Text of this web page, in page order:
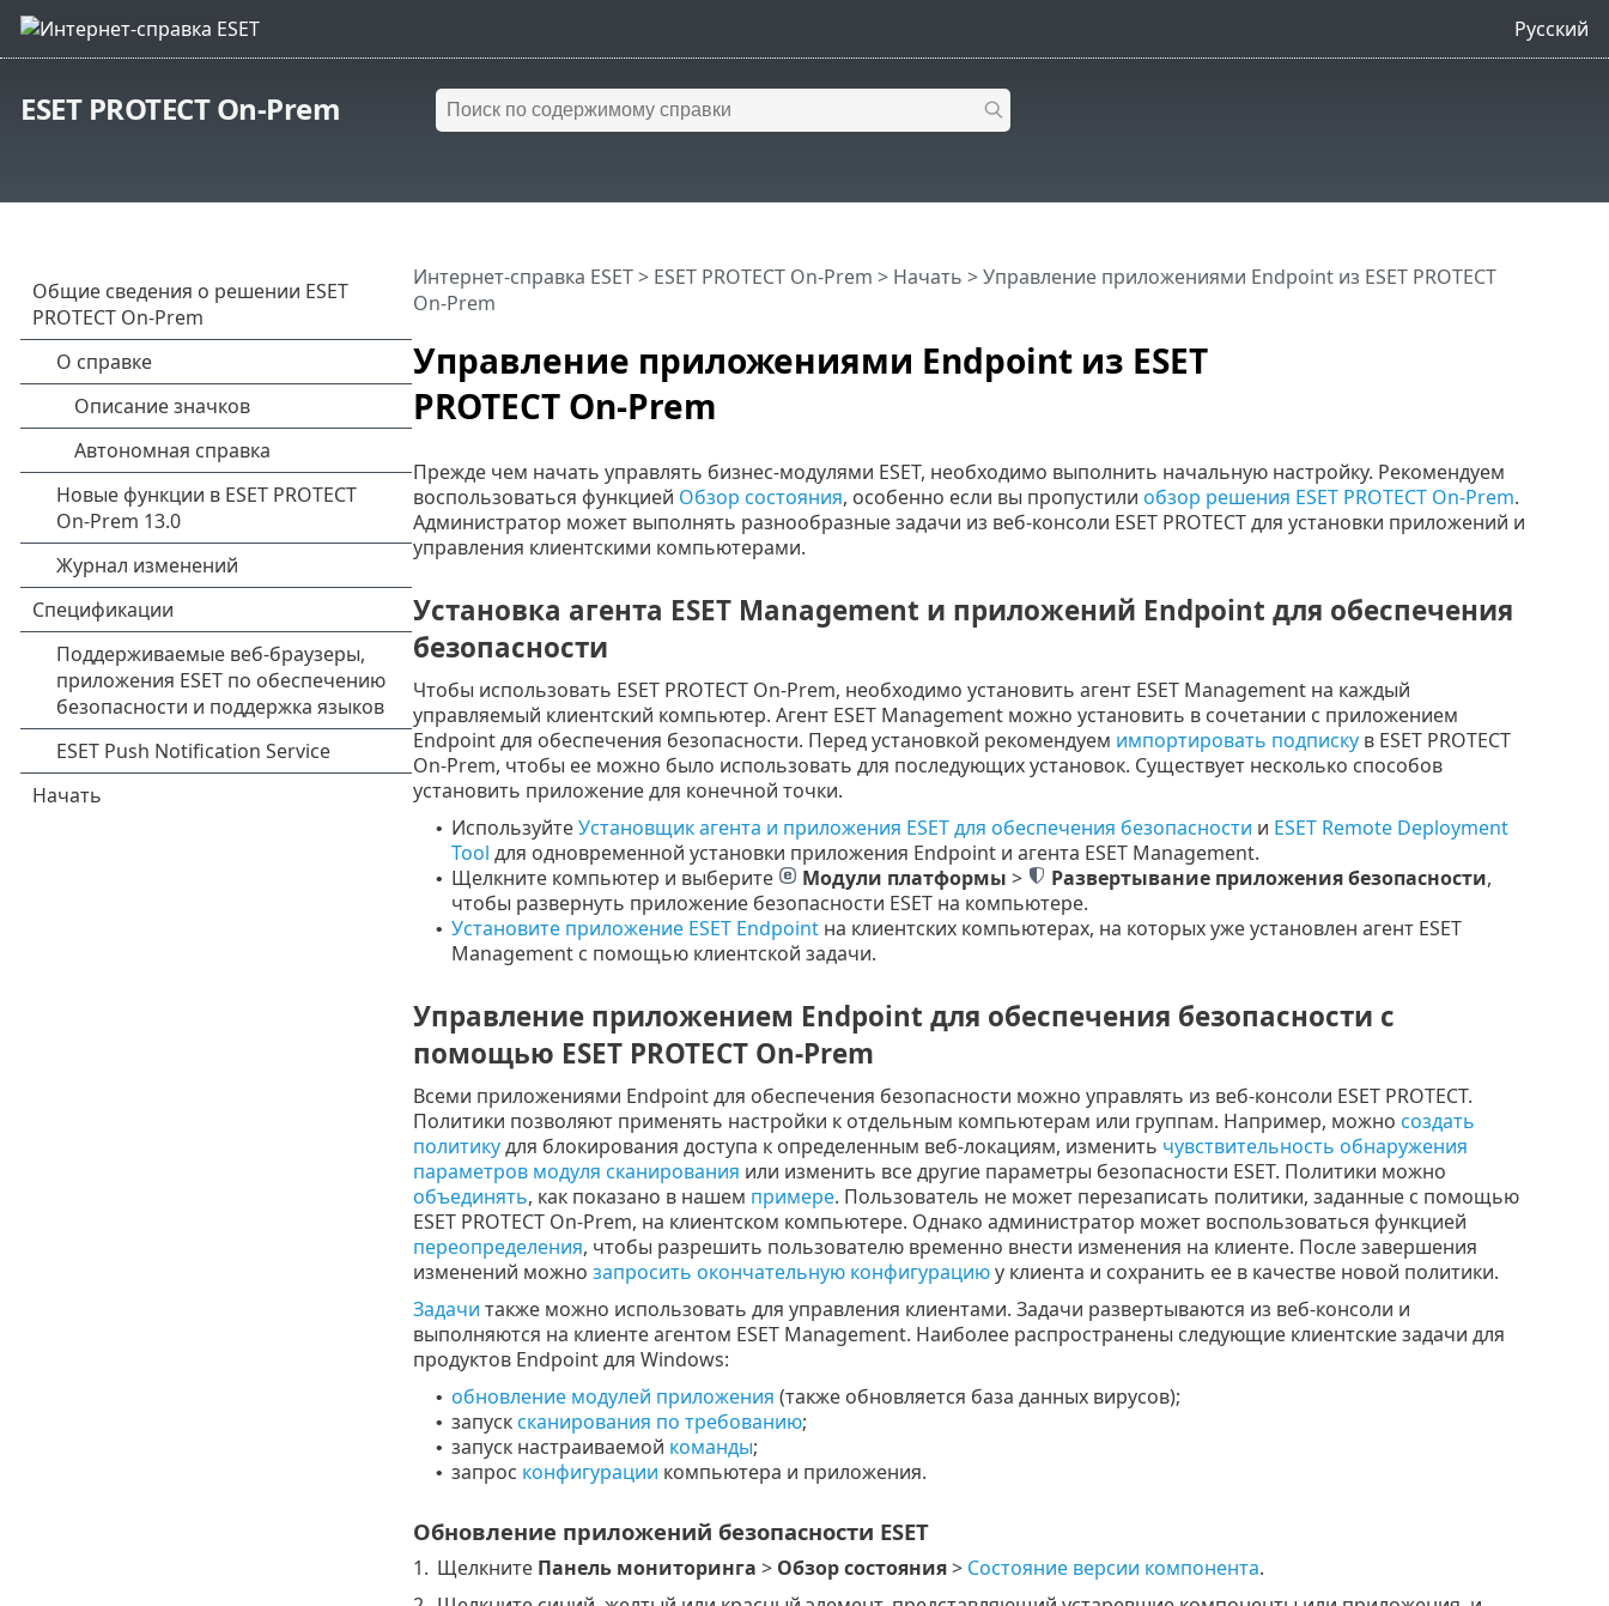
Русский
ESET PROTECT On-Prem
Управление приложениями Endpoint из ESET
PROTECT On-Prem
Интернет-справка ESET> ESET PROTECT On-Prem > Начать > Управление приложениями Endpoint из ESET PROTECT
On-Prem
Прежде чем начать управлять бизнес-модулями ESET, необходимо выполнить начальную настройку. Рекомендуем
воспользоваться функцией Обзор состояния, особенно если вы пропустили обзор решения ESET PROTECT On-Prem.
Администратор может выполнять разнообразные задачи из веб-консоли ESET PROTECT для установки приложений и
управления клиентскими компьютерами.
Установка агента ESET Management и приложений Endpoint для обеспечения
безопасности
Чтобы использовать ESET PROTECT On-Prem, необходимо установить агент ESET Management на каждый
управляемый клиентский компьютер. Агент ESET Management можно установить в сочетании с приложением
Endpoint для обеспечения безопасности. Перед установкой рекомендуем импортировать подпискув ESET PROTECT
On-Prem, чтобы ее можно было использовать для последующих установок. Существует несколько способов
установить приложение для конечной точки.
• ИспользуйтеУстановщик агента и приложения ESET для обеспечения безопасности и ESET Remote Deployment
Tool для одновременной установки приложения Endpoint и агента ESET Management.
• Щелкните компьютер и выберите Модули платформы > Развертывание приложения безопасности,
чтобы развернуть приложение безопасности ESET на компьютере.
• Установите приложение ESET Endpointна клиентских компьютерах, на которых уже установлен агент ESET
Management с помощью клиентской задачи.
Управление приложением Endpoint для обеспечения безопасности с
помощью ESET PROTECT On-Prem
Всеми приложениями Endpoint для обеспечения безопасности можно управлять из веб-консоли ESET PROTECT.
Политики позволяют применять настройки к отдельным компьютерам или группам. Например, можно создать
политикудля блокирования доступа к определенным веб-локациям, изменить чувствительность обнаружения
параметров модуля сканирования или изменить все другие параметры безопасности ESET. Политики можно
объединять, как показано в нашем примере. Пользователь не может перезаписать политики, заданные с помощью
ESET PROTECT On-Prem, на клиентском компьютере. Однако администратор может воспользоваться функцией
переопределения, чтобы разрешить пользователю временно внести изменения на клиенте. После завершения
изменений можно запросить окончательную конфигурациюу клиента и сохранить ее в качестве новой политики.
Задачи также можно использовать для управления клиентами. Задачи развертываются из веб-консоли и
выполняются на клиенте агентом ESET Management. Наиболее распространены следующие клиентские задачи для
продуктов Endpoint для Windows:
• обновление модулей приложения (также обновляется база данных вирусов);
• запусксканирования по требованию;
• запуск настраиваемой команды;
• запрос конфигурации компьютера и приложения.
Обновление приложений безопасности ESET
1. Щелкните Панель мониторинга > Обзор состояния> Состояние версии компонента.